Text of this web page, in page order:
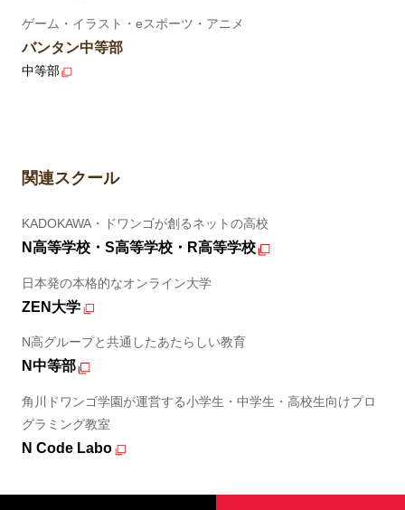
ゲーム・イラスト・eスポーツ・アニメ
バンタン中等部
中等部
関連スクール
KADOKAWA・ドワンゴが創るネットの高校
N高等学校・S高等学校・R高等学校
日本発の本格的なオンライン大学
ZEN大学
N高グループと共通したあたらしい教育
N中等部
角川ドワンゴ学園が運営する小学生・中学生・高校生向けプロ
グラミング教室
N Code Labo